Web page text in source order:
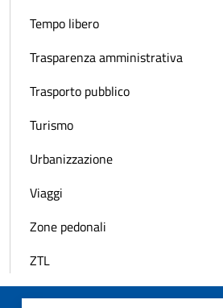
Tempo libero
Trasparenza amministrativa
Trasporto pubblico
Turismo
Urbanizzazione
Viaggi
Zone pedonali
ZTL